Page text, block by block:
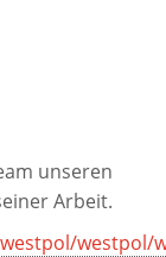
unseren
Arbeit.
westpol/